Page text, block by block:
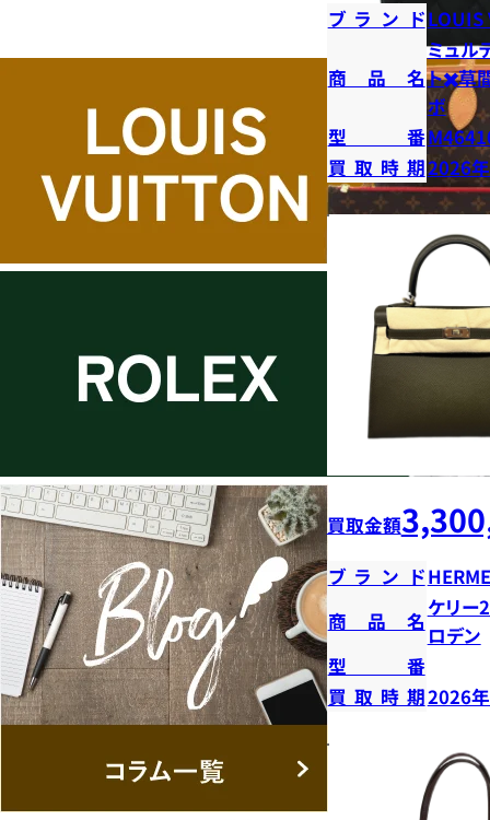
ブランドLOUIS
商品名
ミュル
ト✖️草
ボ
型番
買取時期2026
買取金額
ブランド
商品名
ケリー
ロデン
型番
買取時期2026